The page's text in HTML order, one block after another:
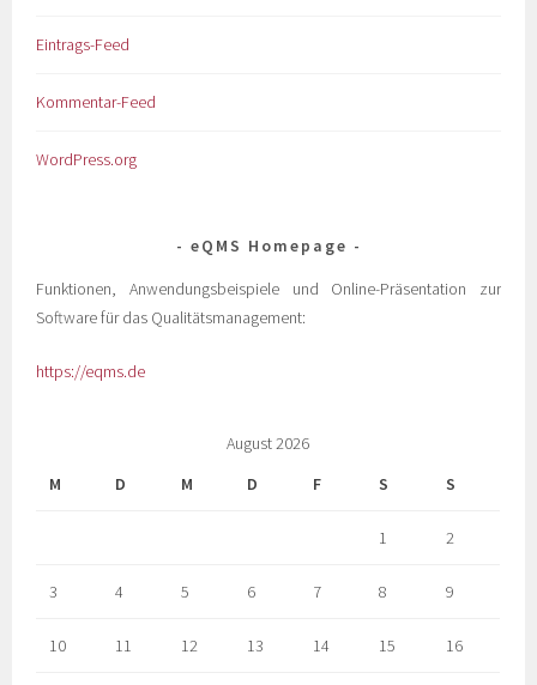
Eintrags-Feed
Kommentar-Feed
WordPress.org
eQMS Homepage
Funktionen, Anwendungsbeispiele und Online-Präsentation zur
Software für das Qualitätsmanagement:
https://eqms.de
August 2026
M
D M D F S S
1 2
3 4 5 6 7 8 9
10 11 12 13 14 15 16